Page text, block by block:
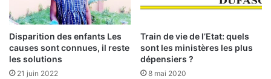
u
r
’
é
s
s
o
n
t
Disparition des enfants Les
causes sont connues, il reste
les solutions
21 juin 2022
Train de vie de l’Etat: quels
sont les ministères les plus
dépensiers ?
8 mai 2020